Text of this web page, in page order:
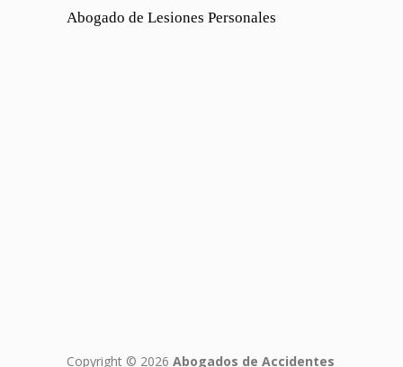
Abogado de Lesiones Personales
Copyright © 2026 Abogados de Accidentes